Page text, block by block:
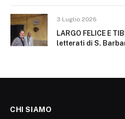
3 Luglio 2026
LARGO FELICE E
letterati di S.
CHI SIAMO